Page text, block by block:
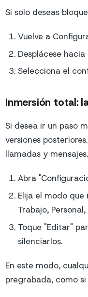
Si solo deseas
Vuelve a
Desplácese
Selecciona el
Inmersión total:
Si desea ir un paso
versiones
llamadas y mensajes.
Abra
Elija el modo
Trabajo,
Toque "Editar"
silenciarlos.
En este modo,
pregrabada, como